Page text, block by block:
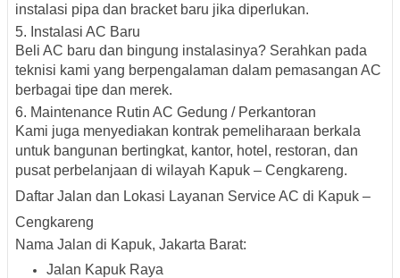
instalasi pipa dan bracket baru jika diperlukan.
5. Instalasi AC Baru
Beli AC baru dan bingung instalasinya? Serahkan pada
teknisi kami yang berpengalaman dalam pemasangan AC
berbagai tipe dan merek.
6. Maintenance Rutin AC Gedung / Perkantoran
Kami juga menyediakan kontrak pemeliharaan berkala
untuk bangunan bertingkat, kantor, hotel, restoran, dan
pusat perbelanjaan di wilayah Kapuk – Cengkareng.
Daftar Jalan dan Lokasi Layanan Service AC di Kapuk –
Cengkareng
Nama Jalan di Kapuk, Jakarta Barat:
Jalan Kapuk Raya